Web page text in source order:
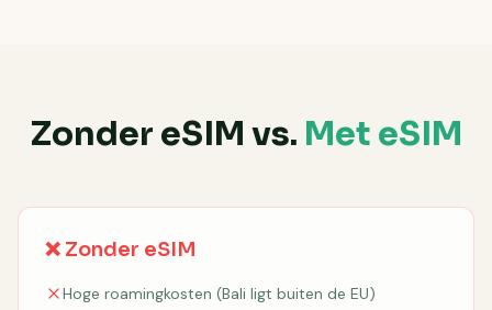
Zonder eSIM vs. Met eSIM
❌ Zonder eSIM
Hoge roamingkosten (Bali ligt buiten de EU)